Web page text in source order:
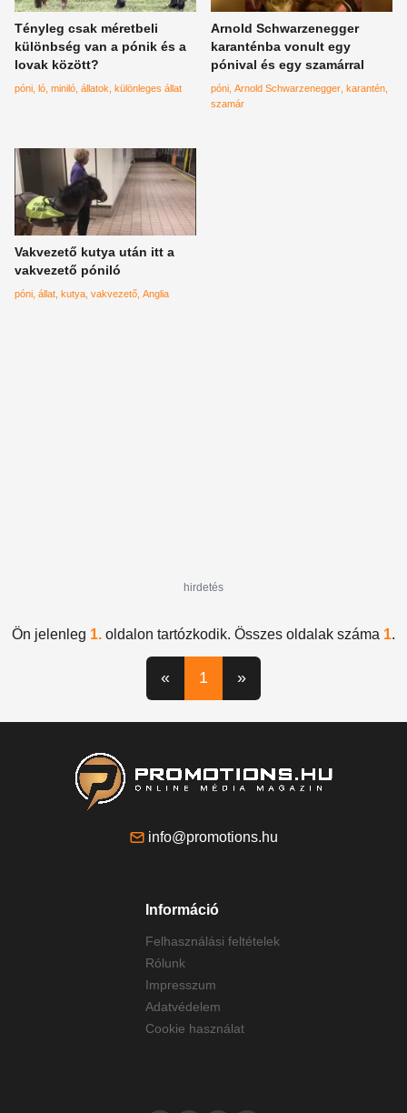
Tényleg csak méretbeli
különbség van a pónik és a
lovak között?
póni ló miniló állatok különleges állat
Arnold Schwarzenegger
karanténba vonult egy
pónival és egy szamárral
póni Arnold Schwarzenegger karantén
szamár
Vakvezető kutya után itt a
vakvezető póniló
póni állat kutya vakvezető Anglia
hirdetés
Ön jelenleg 1. oldalon tartózkodik. Összes oldalak száma 1.
« 1 »
info@promotions.hu
Információ
Felhasználási feltételek
Rólunk
Impresszum
Adatvédelem
Cookie használat